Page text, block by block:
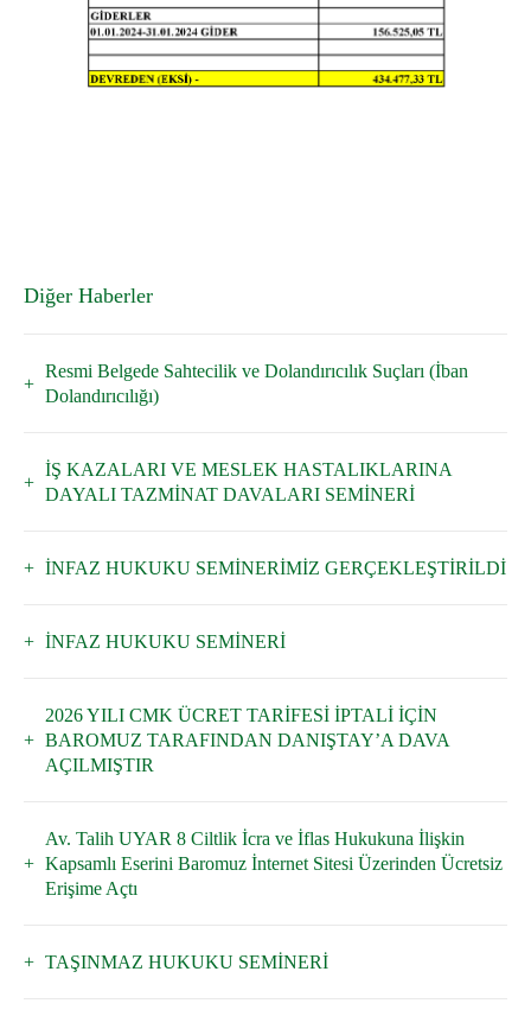
Diğer Haberler
Resmi Belgede Sahtecilik ve Dolandırıcılık Suçları (İban
Dolandırıcılığı)
İŞ KAZALARI VE MESLEK HASTALIKLARINA
DAYALI TAZMİNAT DAVALARI SEMİNERİ
İNFAZ HUKUKU SEMİNERİMİZ GERÇEKLEŞTİRİLDİ
İNFAZ HUKUKU SEMİNERİ
2026 YILI CMK ÜCRET TARİFESİ İPTALİ İÇİN
BAROMUZ TARAFINDAN DANIŞTAY’A DAVA
AÇILMIŞTIR
Av. Talih UYAR 8 Ciltlik İcra ve İflas Hukukuna İlişkin
Kapsamlı Eserini Baromuz İnternet Sitesi Üzerinden Ücretsiz
Erişime Açtı
TAŞINMAZ HUKUKU SEMİNERİ